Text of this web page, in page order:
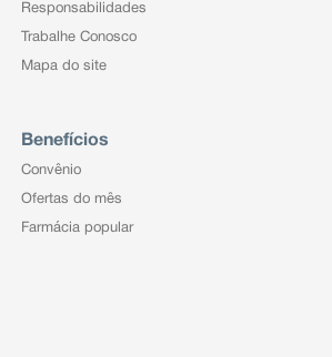
Responsabilidades
Trabalhe Conosco
Mapa do site
Benefícios
Convênio
Ofertas do mês
Farmácia popular